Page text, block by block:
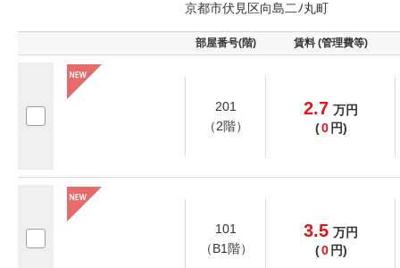
京都市伏見区向島二ﾉ丸町
部屋番号(階) 賃料 (管理費等)
201
（2階）
2.7 万円
(0 円)
101
（B1階）
3.5 万円
(0 円)